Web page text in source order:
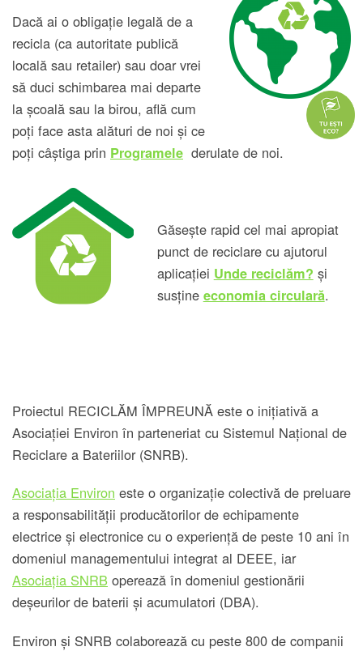
Dacă ai o obligație legală de a
recicla (ca autoritate publică
locală sau retailer) sau doar vrei
să duci schimbarea mai departe
la școală sau la birou, află cum
poți face asta alături de noi și ce
poți câștiga prin Programele derulate de noi.
Găsește rapid cel mai apropiat
punct de reciclare cu ajutorul
aplicației Unde reciclăm? și
susține economia circulară.
Proiectul RECICLĂM ÎMPREUNĂ este o inițiativă a
Asociației Environ în parteneriat cu Sistemul Național de
Reciclare a Bateriilor (SNRB).
Asociația Environ este o organizație colectivă de preluare
a responsabilității producătorilor de echipamente
electrice și electronice cu o experiență de peste 10 ani în
domeniul managementului integrat al DEEE, iar
Asociația SNRB operează în domeniul gestionării
deșeurilor de baterii și acumulatori (DBA).
Environ și SNRB colaborează cu peste 800 de companii